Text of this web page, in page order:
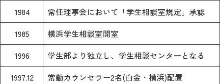
報道関係の方
明治学院大学について
教育
1984
常任理事会において「学生相談室規定」承認
1985
横浜学生相談室開室
1996
学生部より独立し、学生相談センターとなる
1997.12
常勤カウンセラー2名(白金・横浜)配置